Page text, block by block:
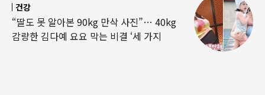
건강
“딸도 못 알아본 90kg 만삭 사진”… 40kg
감량한 김다예 요요 막는 비결 ‘세 가지